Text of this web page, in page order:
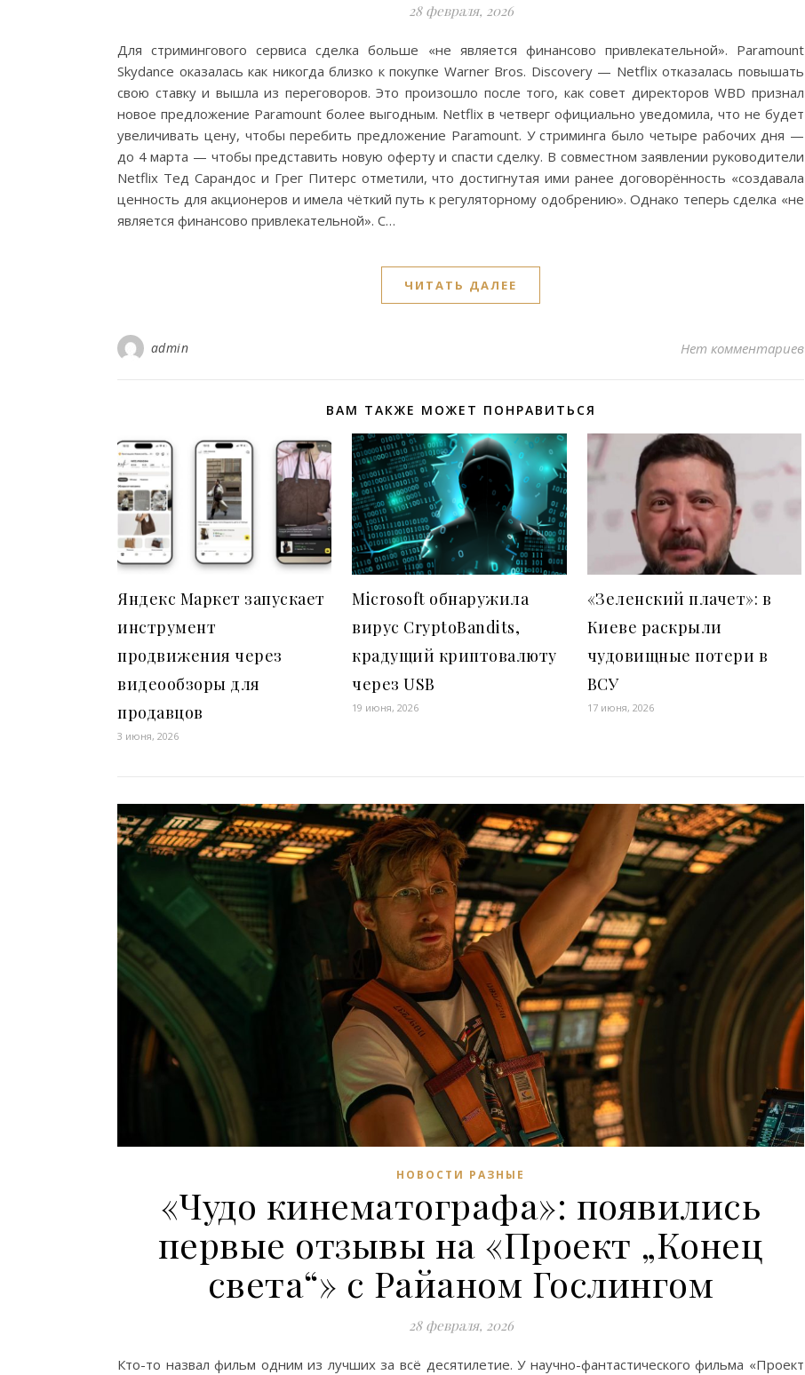
28 февраля, 2026
Для стримингового сервиса сделка больше «не является финансово привлекательной». Paramount
Skydance оказалась как никогда близко к покупке Warner Bros. Discovery — Netflix отказалась повышать
свою ставку и вышла из переговоров. Это произошло после того, как совет директоров WBD признал
новое предложение Paramount более выгодным. Netflix в четверг официально уведомила, что не будет
увеличивать цену, чтобы перебить предложение Paramount. У стриминга было четыре рабочих дня —
до 4 марта — чтобы представить новую оферту и спасти сделку. В совместном заявлении руководители
Netflix Тед Сарандос и Грег Питерс отметили, что достигнутая ими ранее договорённость «создавала
ценность для акционеров и имела чёткий путь к регуляторному одобрению». Однако теперь сделка «не
является финансово привлекательной». С…
ЧИТАТЬ ДАЛЕЕ
admin Нет комментариев
ВАМ ТАКЖЕ МОЖЕТ ПОНРАВИТЬСЯ
Яндекс Маркет запускает
инструмент
продвижения через
видеообзоры для
продавцов
3 июня, 2026
Microsoft обнаружила
вирус CryptoBandits,
крадущий криптовалюту
через USB
19 июня, 2026
«Зеленский плачет»: в
Киеве раскрыли
чудовищные потери в
ВСУ
17 июня, 2026
НОВОСТИ РАЗНЫЕ
«Чудо кинематографа»: появились
первые отзывы на «Проект „Конец
света“» с Райаном Гослингом
28 февраля, 2026
Кто-то назвал фильм одним из лучших за всё десятилетие. У научно-фантастического фильма «Проект